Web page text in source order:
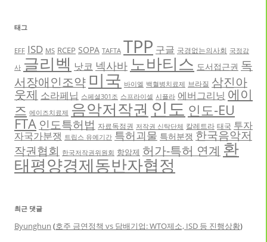
태그
EFF ISD MS RCEP SOPA TAFTA TPP 구글 국경없는의사회 국정감
사 글리벡 낫코 넥사바 노바티스 도서접근권 독
서장애인조약 미국 바이엘 백혈병치료제 브라질 삼진아
웃제 소라페닙 스페셜301조 스프라이셀 시플라 에버그리닝 에이
즈 에이즈치료제 음악저작권 인도 인도-EU
FTA 인도특허법 자료독점권 저작권 신탁단체 칼레트라 태국 투자
자국가분쟁 트립스 유예기간 특허괴물 특허분쟁 한국음악저
작권협회 한국저작권위원회 항암제 허가-특허 연계 환
태평양경제동반자협정
최근 댓글
Byunghun (호주 금연정책 vs 담배기업: WTO제소, ISD 등 진행상황)